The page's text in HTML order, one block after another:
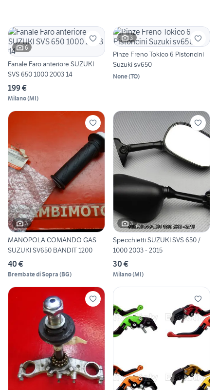
6
Fanale Faro anteriore SUZUKI
SVS 650 1000 2003 14
199 €
Milano(MI)
3
Pinze Freno Tokico 6 Pistoncini
Suzuki sv650
None(TO)
3
MANOPOLA COMANDO GAS
SUZUKI SV650 BANDIT 1200
40 €
Brembate di Sopra (BG)
3
Specchietti SUZUKI SVS 650 /
1000 2003 - 2015
30 €
Milano(MI)